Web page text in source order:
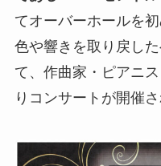
てオーバーホールを
色や響きを取り戻し
て、作曲家・ピアニス
りコンサートが開催さ